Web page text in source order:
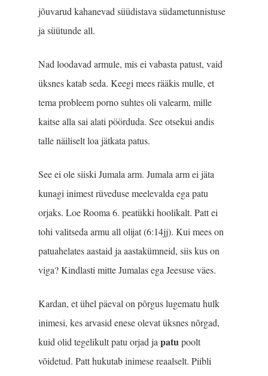
jõuvarud kahanevad süüdistava südametunnistuse
ja süütunde all.
Nad loodavad armule, mis ei vabasta patust, vaid
üksnes katab seda. Keegi mees rääkis mulle, et
tema probleem porno suhtes oli valearm, mille
kaitse alla sai alati pöörduda. See otsekui andis
talle näiliselt loa jätkata patus.
See ei ole siiski Jumala arm. Jumala arm ei jäta
kunagi inimest rüveduse meelevalda ega patu
orjaks. Loe Rooma 6. peatükki hoolikalt. Patt ei
tohi valitseda armu all olijat (6:14jj). Kui mees on
patuahelates aastaid ja aastakümneid, siis kus on
viga? Kindlasti mitte Jumalas ega Jeesuse väes.
Kardan, et ühel päeval on põrgus lugematu hulk
inimesi, kes arvasid enese olevat üksnes nõrgad,
kuid olid tegelikult patu orjad ja patupoolt
võidetud. Patt hukutab inimese reaalselt. Piibli